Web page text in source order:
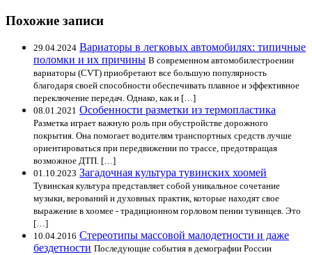
Похожие записи
29.04.2024 Вариаторы в легковых автомобилях: типичные
поломки и их причины В современном автомобилестроении
вариаторы (CVT) приобретают все большую популярность
благодаря своей способности обеспечивать плавное и эффективное
переключение передач. Однако, как и […]
08.01.2021 Особенности разметки из термопластика
Разметка играет важную роль при обустройстве дорожного
покрытия. Она помогает водителям транспортных средств лучше
ориентироваться при передвижении по трассе, предотвращая
возможное ДТП. […]
01.10.2023 Загадочная культура тувинских хоомей
Тувинская культура представляет собой уникальное сочетание
музыки, верований и духовных практик, которые находят свое
выражение в хоомее - традиционном горловом пении тувинцев. Это
[…]
10.04.2016 Стереотипы массовой малодетности и даже
бездетности Последующие события в демографии России